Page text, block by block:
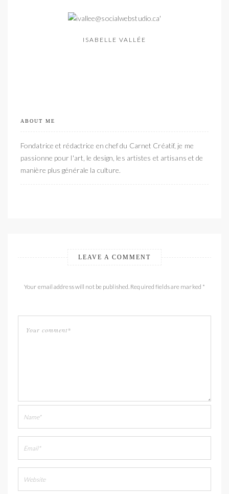
ISABELLE VALLÉE
ABOUT ME
Fondatrice et rédactrice en chef du Carnet Créatif, je me
passionne pour l'art, le design, les artistes et artisans et de
manière plus générale la culture.
LEAVE A COMMENT
Your email address will not be published. Required fields are marked *